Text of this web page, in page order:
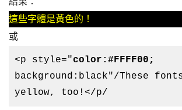
這些字體是黃色的！
或
<p style="color:#FFFF00;
background:black"/These
yellow, too!</p/